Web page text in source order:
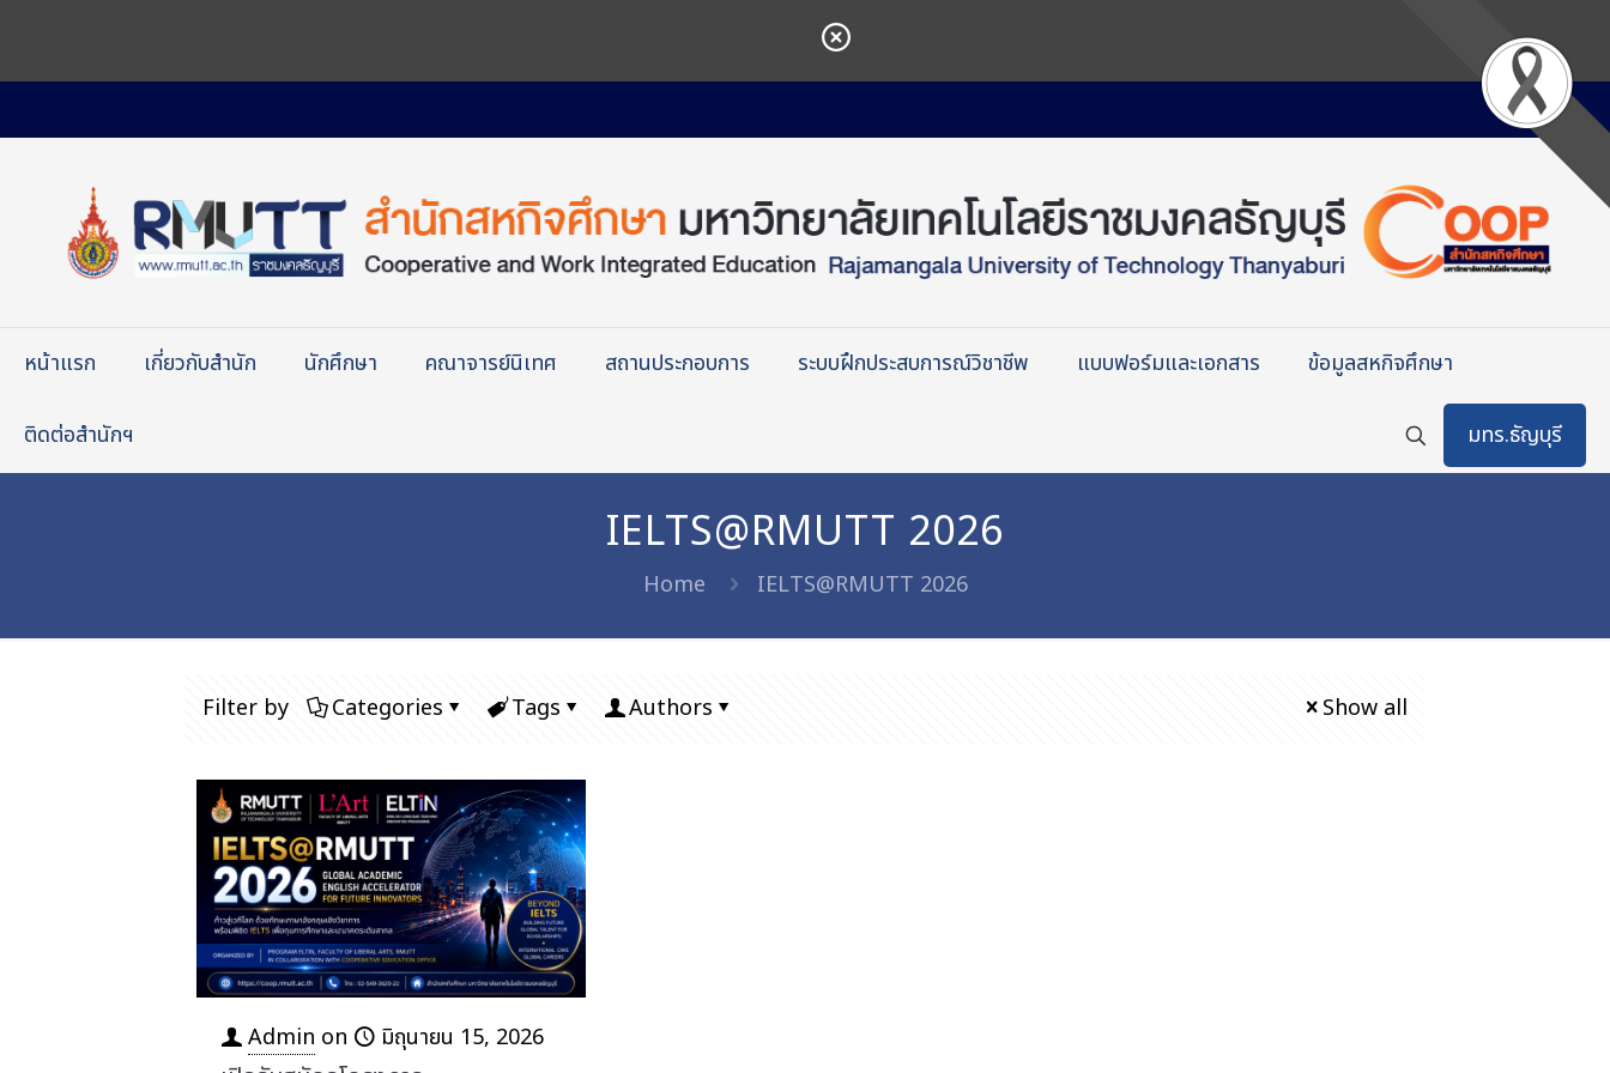
หน้าแรก เกี่ยวกับสำนัก นักศึกษา คณาจารย์นิเทศ สถานประกอบการ ระบบฝึกประสบการณ์วิชาชีพ แบบฟอร์มและเอกสาร ข้อมูลสหกิจศึกษา
ติดต่อสำนักฯ มทร.ธัญบุรี
IELTS@RMUTT 2026
Home IELTS@RMUTT 2026
Filter by Categories Tags Authors Show all
Admin on มิถุนายน 15, 2026